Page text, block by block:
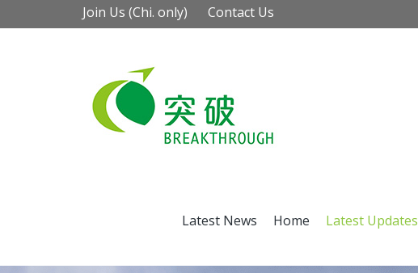
Join Us (Chi. only) Contact Us
Latest News Home Latest Updates